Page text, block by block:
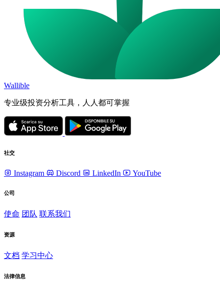
Wallible
专业级投资分析工具，人人都可掌握
社交
Instagram Discord LinkedIn YouTube
公司
使命 团队 联系我们
资源
文档 学习中心
法律信息